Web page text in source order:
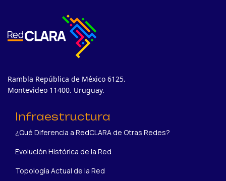
Rambla República de México 6125.
Montevideo 11400. Uruguay.
Infraestructura
¿Qué Diferencia a RedCLARA de Otras Redes?
Evolución Histórica de la Red
Topología Actual de la Red